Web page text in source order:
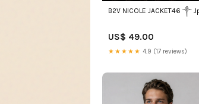
B2V NICOLE JACKET46 ༒
US$ 49.00
★★★★★ 4.9 (17 reviews)